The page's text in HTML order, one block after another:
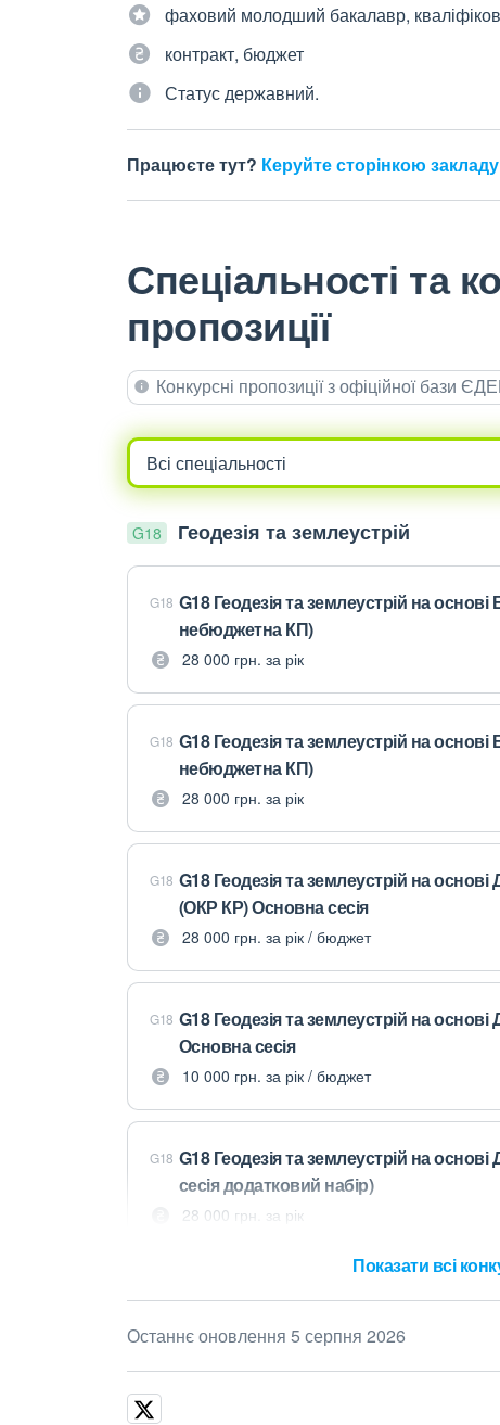
фаховий молодший бакалавр,
контракт, бюджет
Статус державний.
Працюєте тут? Керуйте сторінкою закладу
Спеціальності та
пропозиції
Конкурсні пропозиції з офіційної бази
G18 Геодезія та землеустрій
G18 G18 Геодезія та землеустрій на
небюджетна КП)
28 000 грн. за рік
G18 G18 Геодезія та землеустрій на
небюджетна КП)
28 000 грн. за рік
G18 G18 Геодезія та землеустрій на
(ОКР КР) Основна сесія
28 000 грн. за рік / бюджет
G18 G18 Геодезія та землеустрій на
Основна сесія
10 000 грн. за рік / бюджет
G18 G18 Геодезія та землеустрій на
сесія додатковий набір)
28 000 грн. за рік
Показати всі
Останнє оновлення 5 серпня 2026